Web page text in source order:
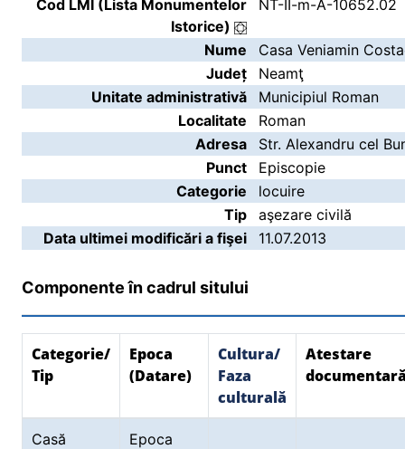
Cod LMI (Lista Monumentelor
Istorice)
NT-II-m-A-10652.02
Nume
Casa Veniamin
Județ
Neamţ
Unitate administrativă
Municipiul Roman
Localitate
Roman
Adresa
Str. Alexandru cel
Punct
Episcopie
Categorie
locuire
Tip
aşezare civilă
Data ultimei modificări a fişei
11.07.2013
Componente în cadrul sitului
Categorie/
Tip
Epoca
(Datare)
Cultura/
Faza
culturală
Atestare
Casă
Epoca